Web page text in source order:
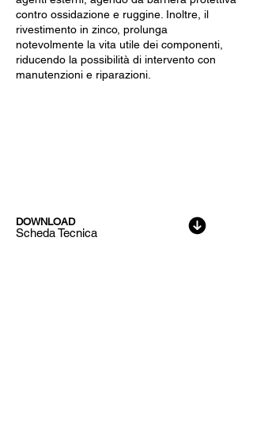
contro ossidazione e ruggine. Inoltre, il
rivestimento in zinco, prolunga
notevolmente la vita utile dei componenti,
riducendo la possibilità di intervento con
manutenzioni e riparazioni.
DOWNLOAD
Scheda Tecnica